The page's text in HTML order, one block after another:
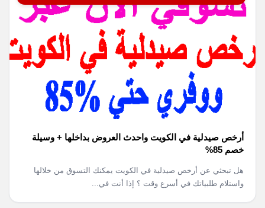
أرخص صيدلية في الكويت واحدث العروض بداخلها + وسيلة
خصم 85%
هل تبحثي عن أرخص صيدلية في الكويت يمكنك التسوق من خلالها
واستلام طلبياتك في أسرع وقت ؟ إذا أنت في...